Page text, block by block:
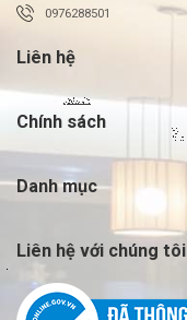
0976288501
Liên hệ
Chính sách
Danh mục
Liên hệ với chúng tôi